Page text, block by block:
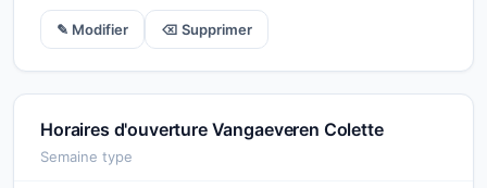
✎ Modifier ⌫ Supprimer
Horaires d'ouverture Vangaeveren Colette
Semaine type